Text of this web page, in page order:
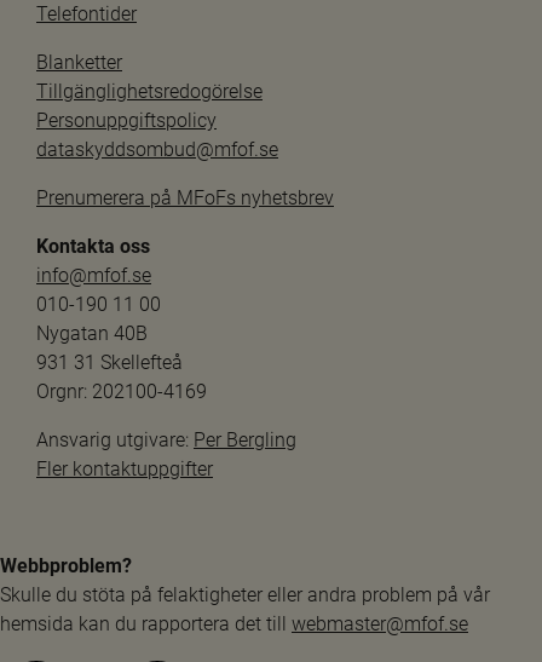
Telefontider
Blanketter
Tillgänglighetsredogörelse
Personuppgiftspolicy
dataskyddsombud@mfof.se
Prenumerera på MFoFs nyhetsbrev
Kontakta oss
info@mfof.se
010-190 11 00
Nygatan 40B
931 31 Skellefteå
Orgnr: 202100-4169
Ansvarig utgivare: Per Bergling
Fler kontaktuppgifter
Webbproblem?
Skulle du stöta på felaktigheter eller andra problem på vår
hemsida kan du rapportera det till webmaster@mfof.se